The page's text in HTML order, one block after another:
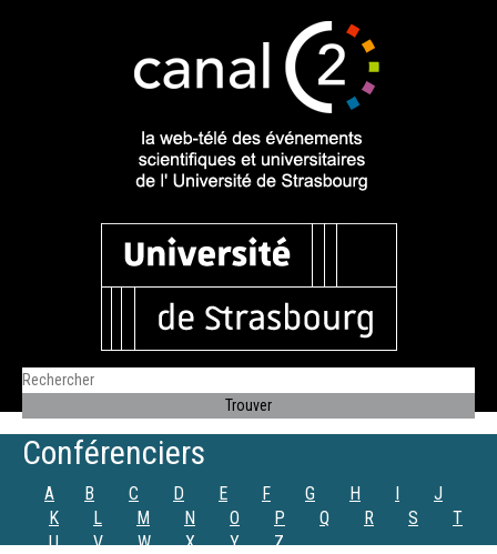
Conférenciers
A B C D E F G H I
J
K
L M N O P Q R S
T
U
V W X Y Z